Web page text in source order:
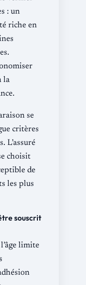
: un
riche en
la
se
critères
L’assuré
choisit
de
les plus
souscrit
limite